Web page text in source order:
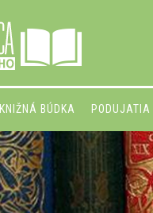
KNIŽNÁ BÚDKA PODUJATIA